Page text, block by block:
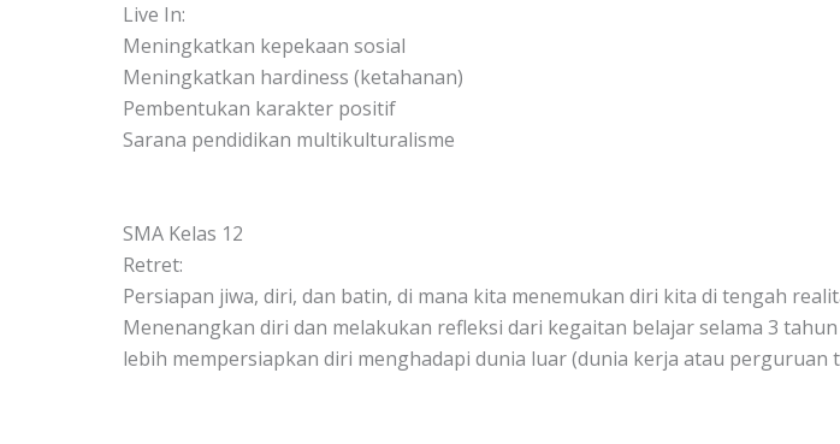
Live In:
Meningkatkan kepekaan sosial
Meningkatkan hardiness (ketahanan)
Pembentukan karakter positif
Sarana pendidikan multikulturalisme
SMA Kelas 12
Retret:
Persiapan jiwa, diri, dan batin, di mana kita menemukan diri kita di tengah
Menenangkan diri dan melakukan refleksi dari kegaitan belajar selama 3 tahun
lebih mempersiapkan diri menghadapi dunia luar (dunia kerja atau